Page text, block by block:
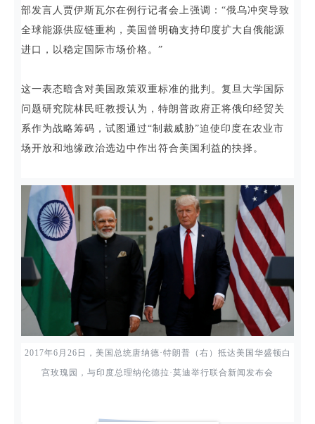
部发言人贾伊斯瓦尔在例行记者会上强调：“俄乌冲突导致
全球能源供应链重构，美国曾明确支持印度扩大自俄能源
进口，以稳定国际市场价格。”
这一表态暗含对美国政策双重标准的批判。复旦大学国际
问题研究院林民旺教授认为，特朗普政府正将俄印经贸关
系作为战略筹码，试图通过“制裁威胁”迫使印度在农业市
场开放和地缘政治选边中作出符合美国利益的抉择。
2017年6月26日，美国总统唐纳德·特朗普（右）抵达美国华盛顿白
宫玫瑰园，与印度总理纳伦德拉·莫迪举行联合新闻发布会